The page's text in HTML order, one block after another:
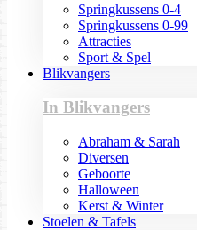
Springkussens 0-4
Springkussens 0-99
Attracties
Sport & Spel
Blikvangers
In Blikvangers
Abraham & Sarah
Diversen
Geboorte
Halloween
Kerst & Winter
Stoelen & Tafels